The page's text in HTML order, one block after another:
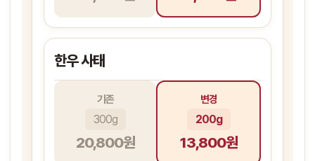
한우 사태
기존
20,800원
300g
변경
13,800원
200g